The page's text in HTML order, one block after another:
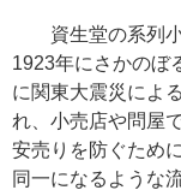
資生堂の系列小
1923年にさかのぼ
に関東大震災によ
れ、小売店や問屋
安売りを防ぐため
同一になるような